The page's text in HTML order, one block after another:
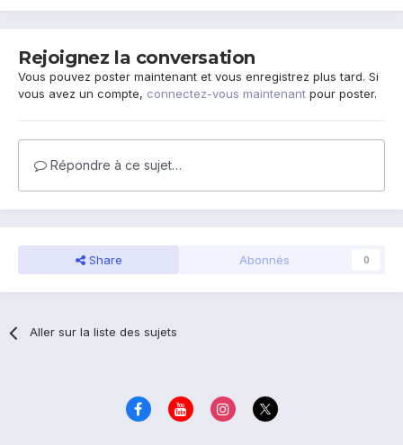
Rejoignez la conversation
Vous pouvez poster maintenant et vous enregistrez plus tard. Si
vous avez un compte, connectez-vous maintenant pour poster.
Répondre à ce sujet…
Share Abonnés 0
Aller sur la liste des sujets